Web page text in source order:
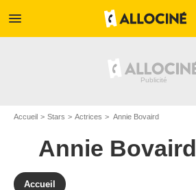
menu
Accueil Stars Actrices Annie Bovaird
Annie Bovaird
Accueil